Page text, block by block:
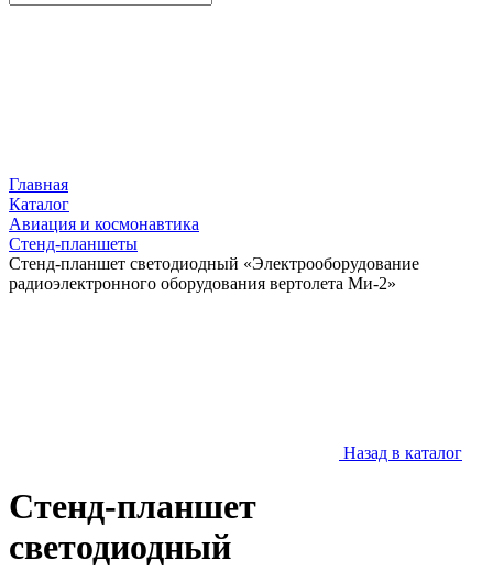
Главная
Каталог
Авиация и космонавтика
Стенд-планшеты
Стенд-планшет светодиодный «Электрооборудование
радиоэлектронного оборудования вертолета Ми-2»
Назад в каталог
Стенд-планшет
светодиодный